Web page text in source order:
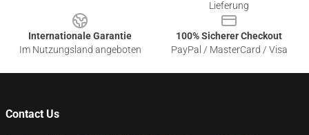
Lieferung
Internationale Garantie
Im Nutzungsland angeboten
100% Sicherer Checkout
PayPal / MasterCard / Visa
Contact Us